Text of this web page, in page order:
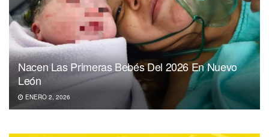
Nacen Las Primeras Bebés Del 2026 En Nuevo
León
ENERO 2, 2026